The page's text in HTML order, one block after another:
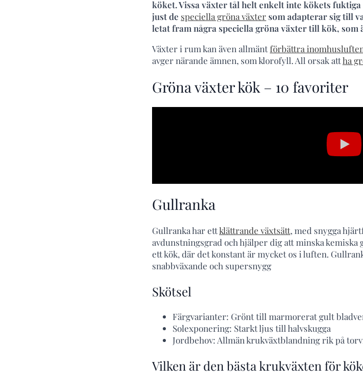
köket. Vissa växter tål helt enkelt inte kökets
just de speciella gröna växtersom adapterar sig till
letat fram några speciella gröna växter till kök, som
Växter i rum kan även allmäntförbättra
avger närande ämnen, som klorofyll. All orsak attha
Gröna växter kök – 10 favoriter
Gullranka
Gullranka har ettklättrande växtsätt, med snygga
avdunstningsgrad och hjälper dig att minska
ett kök, där det konstant är mycket os i luften.
snabbväxande och supersnygg
Skötsel
Färgvarianter: Grönt till marmorerat gult
Solexponering: Starkt ljus till halvskugga
Jordbehov: Allmän krukväxtblandning rik på
Vilken är den bästa krukväxten för